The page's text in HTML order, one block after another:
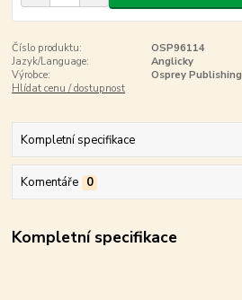
Číslo produktu:
OSP96114
Jazyk/Language:
Anglicky
Výrobce:
Osprey Publishing
Hlídat cenu / dostupnost
Kompletní specifikace
Komentáře 0
Kompletní specifikace